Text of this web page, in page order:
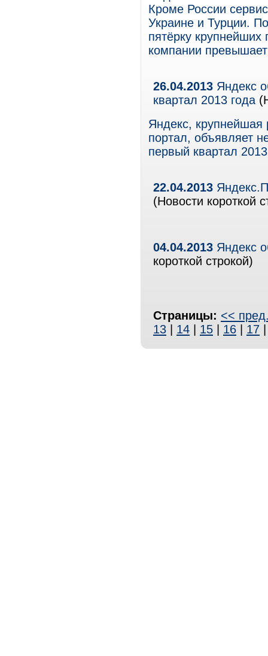
Кроме России
Украине и Турции.
пятёрку крупнейших
компании
26.04.2013 Яндекс
квартал 2013 года
Яндекс, крупнейшая
портал, объявляет
первый квартал
22.04.2013
(Новости короткой
04.04.2013 Яндекс
короткой строкой)
Страницы: <<
13
14 15 16 17